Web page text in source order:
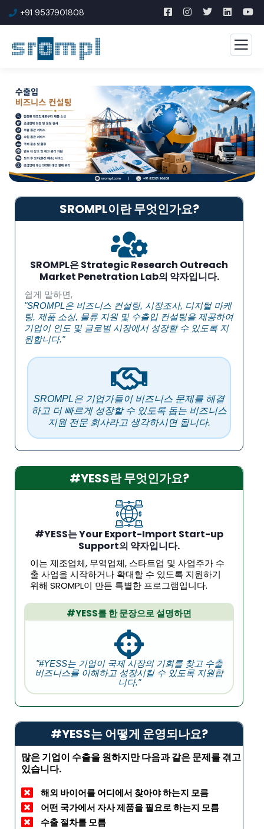
+91 9537901808
SROMPL이란 무엇인가요?
SROMPL은 Strategic Research Outreach
Market Penetration Lab의 약자입니다.
쉽게 말하면,
"SROMPL은 비즈니스 컨설팅, 시장조사, 디지털 마케
팅, 제품 소싱, 물류 지원 및 수출입 컨설팅을 제공하여
기업이 인도 및 글로벌 시장에서 성장할 수 있도록 지
원합니다."
SROMPL은 기업가들이 비즈니스 문제를 해결
하고 더 빠르게 성장할 수 있도록 돕는 비즈니스
지원 전문 회사라고 생각하시면 됩니다.
#YESS란 무엇인가요?
#YESS는 Your Export-Import Start-up
Support의 약자입니다.
이는 제조업체, 무역업체, 스타트업 및 사업주가 수
출 사업을 시작하거나 확대할 수 있도록 지원하기
위해 SROMPL이 만든 특별한 프로그램입니다.
#YESS를 한 문장으로 설명하면
"#YESS는 기업이 국제 시장의 기회를 찾고 수출
비즈니스를 이해하고 성장시킬 수 있도록 지원합
니다."
#YESS는 어떻게 운영되나요?
많은 기업이 수출을 원하지만 다음과 같은 문제를 겪고
있습니다.
해외 바이어를 어디에서 찾아야 하는지 모름
어떤 국가에서 자사 제품을 필요로 하는지 모름
수출 절차를 모름